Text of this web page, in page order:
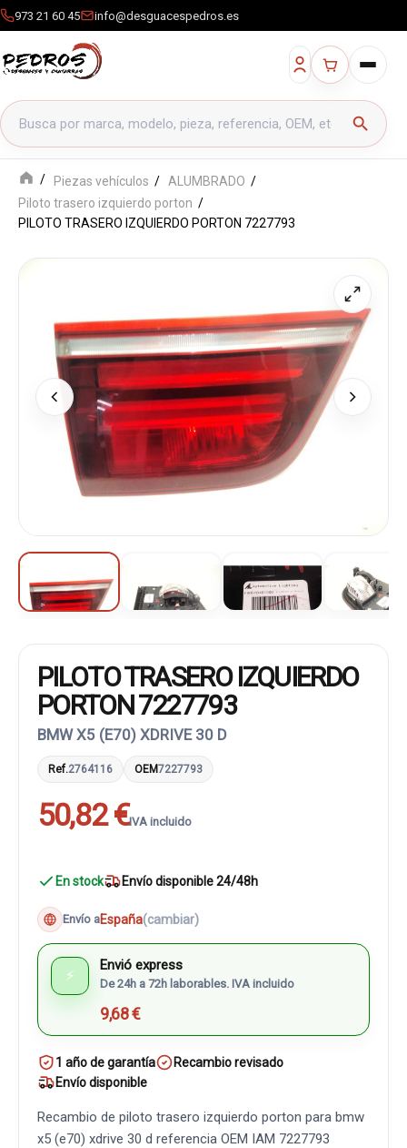
973 21 60 45 info@desguacespedros.es
Buscar productos
search
Piezas vehículos
ALUMBRADO
Piloto trasero izquierdo porton
PILOTO TRASERO IZQUIERDO PORTON 7227793
PILOTO TRASERO IZQUIERDO
PORTON 7227793
BMW X5 (E70) XDRIVE 30 D
Ref.2764116 OEM7227793
50,82 €IVA incluido
En stock Envío disponible 24/48h
Envío aEspaña(cambiar)
⚡
Envió express
De 24h a 72h laborables. IVA incluido
9,68 €
1 año de garantía
Recambio revisado
Envío disponible
Recambio de piloto trasero izquierdo porton para bmw
x5 (e70) xdrive 30 d referencia OEM IAM 7227793